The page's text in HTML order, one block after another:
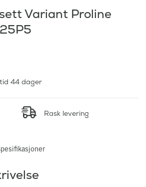
Variant Proline
44 dager
Rask levering